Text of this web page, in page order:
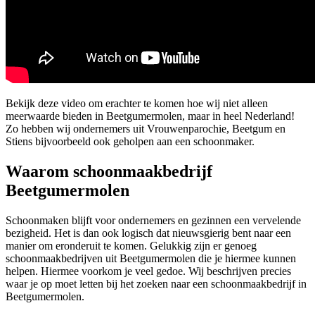
Bekijk deze video om erachter te komen hoe wij niet alleen
meerwaarde bieden in Beetgumermolen, maar in heel Nederland!
Zo hebben wij ondernemers uit Vrouwenparochie, Beetgum en
Stiens bijvoorbeeld ook geholpen aan een schoonmaker.
Waarom schoonmaakbedrijf
Beetgumermolen
Schoonmaken blijft voor ondernemers en gezinnen een vervelende
bezigheid. Het is dan ook logisch dat nieuwsgierig bent naar een
manier om eronderuit te komen. Gelukkig zijn er genoeg
schoonmaakbedrijven uit Beetgumermolen die je hiermee kunnen
helpen. Hiermee voorkom je veel gedoe. Wij beschrijven precies
waar je op moet letten bij het zoeken naar een schoonmaakbedrijf in
Beetgumermolen.